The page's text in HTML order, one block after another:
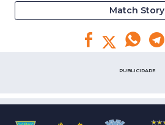
Match Story
PUBLICIDADE